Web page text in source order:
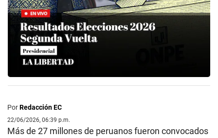
PorRedacción EC
22/06/2026, 06:39 p.m.
Más de 27 millones de peruanos fueron convocados